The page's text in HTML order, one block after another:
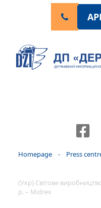
Homepage - Press
(Укр) Світове
р. – Midrex